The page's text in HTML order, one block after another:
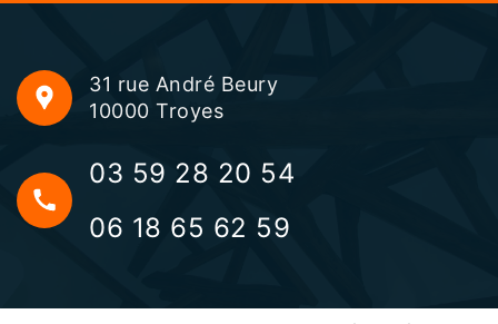
31 rue André Beury
10000 Troyes
03 59 28 20 54
06 18 65 62 59